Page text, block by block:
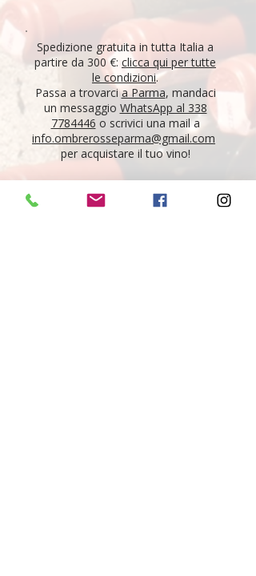
Spedizione gratuita in tutta Italia a
partire da 300 €: clicca qui per tutte
le condizioni.
Passa a trovarcia Parma, mandaci
un messaggio WhatsApp al 338
7784446 o scrivici una mail a
info.ombrerosseparma@gmail.com
per acquistare il tuo vino!
lungo percorso di ricerca, iniziato nel 1995 con